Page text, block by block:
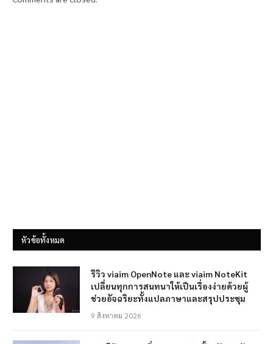
หัวข้อทั้งหมด
รีวิว viaim OpenNote และ viaim NoteKit
เปลี่ยนทุกการสนทนาให้เป็นเรื่องง่ายด้วยผู้
ช่วยอัจฉริยะทั้งแปลภาษาและสรุปประชุม
9 สิงหาคม 2026